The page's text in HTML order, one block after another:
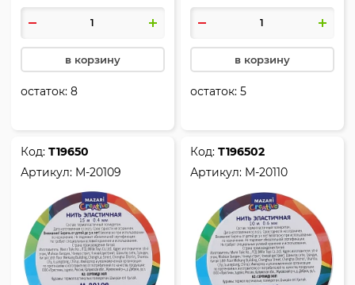
в корзину
остаток:8
в корзину
остаток:5
Код:Т19650
Артикул: M-20109
Код:Т196502
Артикул: M-20110